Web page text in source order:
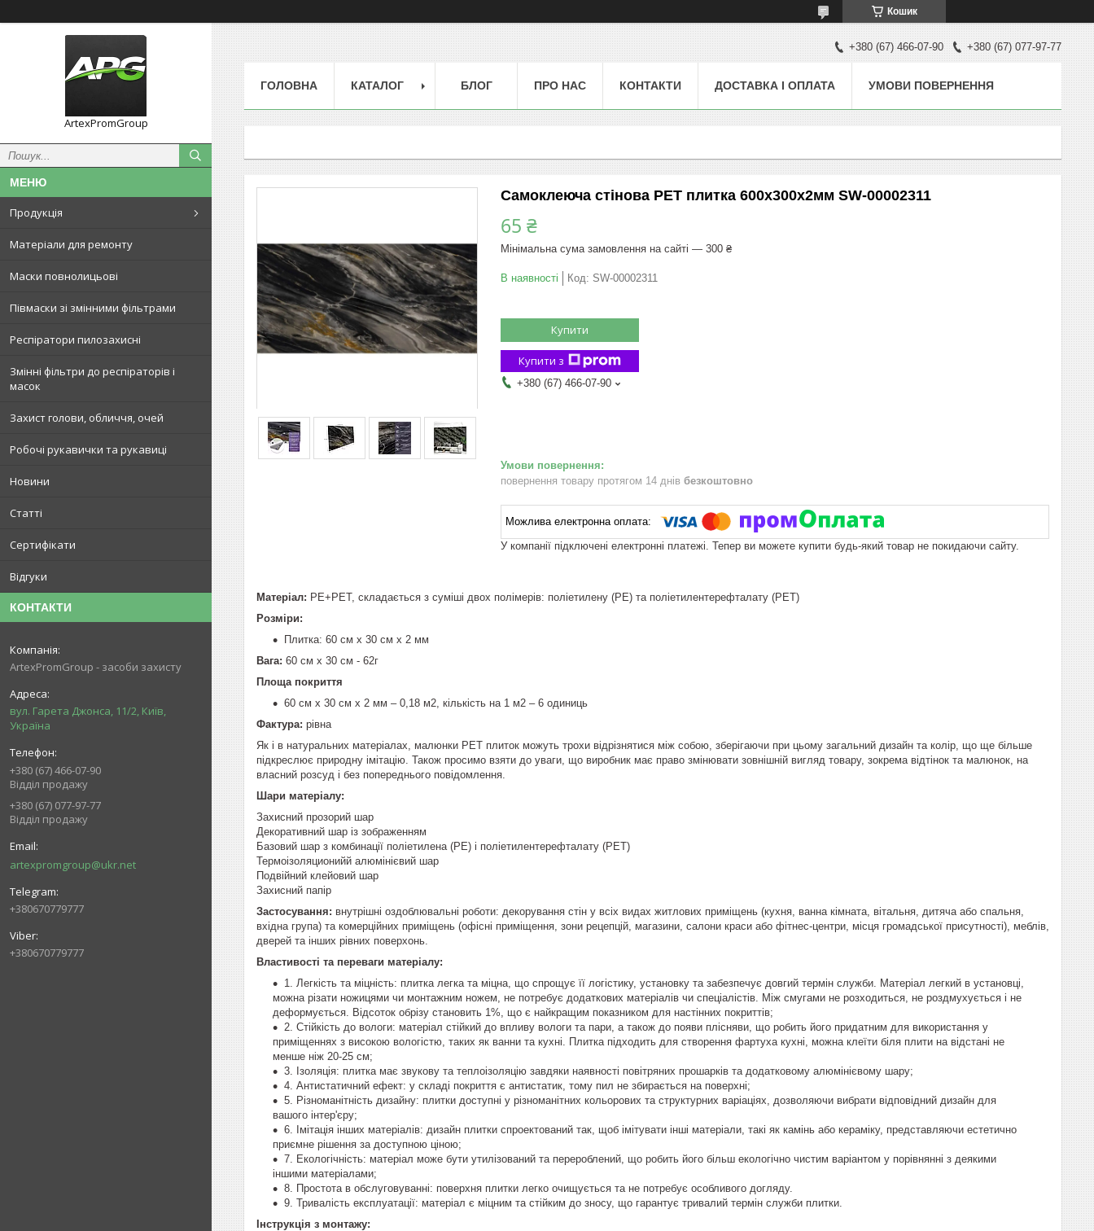
Кошик
ArtexPromGroup
Продукція
Матеріали для ремонту
Маски повнолицьові
Півмаски зі змінними фільтрами
Респіратори пилозахисні
Змінні фільтри до респіраторів і
масок
Захист голови, обличчя, очей
Робочі рукавички та рукавиці
Новини
Статті
Сертифікати
Відгуки
КОНТАКТИ
ArtexPromGroup - засоби захисту
вул. Гарета Джонса, 11/2, Київ,
Україна
+380 (67) 466-07-90
Відділ продажу
+380 (67) 077-97-77
Відділ продажу
artexpromgroup@ukr.net
+380670779777
+380670779777
+380 (67) 466-07-90 +380 (67) 077-97-77
ГОЛОВНА КАТАЛОГ БЛОГ ПРО НАС КОНТАКТИ ДОСТАВКА І ОПЛАТА УМОВИ ПОВЕРНЕННЯ
Самоклеюча стінова PET плитка 600х300х2мм SW-00002311
65 ₴
Мінімальна сума замовлення на сайті — 300 ₴
В наявності Код: SW-00002311
Купити
Купити з
+380 (67) 466-07-90
повернення товару протягом 14 днів безкоштовно
У компанії підключені електронні платежі. Тепер ви можете купити будь-який товар не покидаючи сайту.
Матеріал: PE+PET, складається з суміші двох полімерів: поліетилену (PE) та поліетилентерефталату (PET)
Розміри:
Плитка: 60 см х 30 см х 2 мм
Вага: 60 см х 30 см - 62г
Площа покриття
60 см х 30 см х 2 мм – 0,18 м2, кількість на 1 м2 – 6 одиниць
Фактура: рівна
Як і в натуральних матеріалах, малюнки РЕТ плиток можуть трохи відрізнятися між собою, зберігаючи при цьому загальний дизайн та колір, що ще більше
підкреслює природну імітацію. Також просимо взяти до уваги, що виробник має право змінювати зовнішній вигляд товару, зокрема відтінок та малюнок, на
власний розсуд і без попереднього повідомлення.
Шари матеріалу:
Захисний прозорий шар
Декоративний шар із зображенням
Базовий шар з комбинації поліетилена (PE) і поліетилентерефталату (PET)
Термоізоляционийй алюмінієвий шар
Подвійний клейовий шар
Захисний папір
Застосування: внутрішні оздоблювальні роботи: декорування стін у всіх видах житлових приміщень (кухня, ванна кімната, вітальня, дитяча або спальня,
вхідна група) та комерційних приміщень (офісні приміщення, зони рецепцій, магазини, салони краси або фітнес-центри, місця громадської присутності), меблів,
дверей та інших рівних поверхонь.
Властивості та переваги матеріалу:
1. Легкість та міцність: плитка легка та міцна, що спрощує її логістику, установку та забезпечує довгий термін служби. Матеріал легкий в установці,
можна різати ножицями чи монтажним ножем, не потребує додаткових матеріалів чи спеціалістів. Між смугами не розходиться, не роздмухується і не
деформується. Відсоток обрізу становить 1%, що є найкращим показником для настінних покриттів;
2. Стійкість до вологи: матеріал стійкий до впливу вологи та пари, а також до появи плісняви, що робить його придатним для використання у
приміщеннях з високою вологістю, таких як ванни та кухні. Плитка підходить для створення фартуха кухні, можна клеїти біля плити на відстані не
менше ніж 20-25 см;
3. Ізоляція: плитка має звукову та теплоізоляцію завдяки наявності повітряних прошарків та додатковому алюмінієвому шару;
4. Антистатичний ефект: у складі покриття є антистатик, тому пил не збирається на поверхні;
5. Різноманітність дизайну: плитки доступні у різноманітних кольорових та структурних варіаціях, дозволяючи вибрати відповідний дизайн для
вашого інтер'єру;
6. Імітація інших матеріалів: дизайн плитки спроектований так, щоб імітувати інші матеріали, такі як камінь або кераміку, представляючи естетично
приємне рішення за доступною ціною;
7. Екологічність: матеріал може бути утилізований та перероблений, що робить його більш екологічно чистим варіантом у порівнянні з деякими
іншими матеріалами;
8. Простота в обслуговуванні: поверхня плитки легко очищується та не потребує особливого догляду.
9. Тривалість експлуатації: матеріал є міцним та стійким до зносу, що гарантує тривалий термін служби плитки.
Інструкція з монтажу: